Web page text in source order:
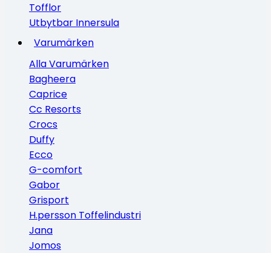
Tofflor
Utbytbar Innersula
Varumärken
Alla Varumärken
Bagheera
Caprice
Cc Resorts
Crocs
Duffy
Ecco
G-comfort
Gabor
Grisport
H.persson Toffelindustri
Jana
Jomos